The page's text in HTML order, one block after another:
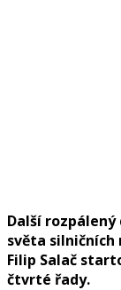
Další
světa
Filip Salač
čtvrté řady.